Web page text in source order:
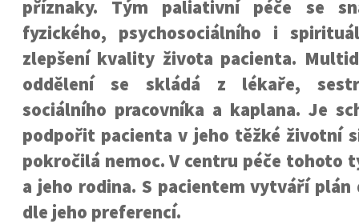
příznaky. Tým paliativní péče se
fyzického, psychosociálního i
zlepšení kvality života pacienta.
oddělení se skládá z lékaře,
sociálního pracovníka a kaplana. Je
podpořit pacienta v jeho těžké životní
pokročilá nemoc. V centru péče tohoto
a jeho rodina. S pacientem vytváří plán
dle jeho preferencí.